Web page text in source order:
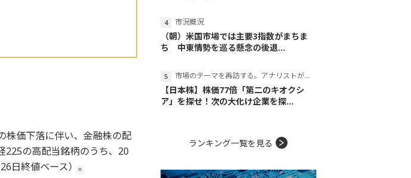
株価下落に伴い、金融株の配
225の高配当銘柄のうち、20
日終値ベース）。
市況概況
（朝）米国市場では主要3指数がまちま
ち 中東情勢を巡る懸念の後退...
市場のテーマを再訪する。アナリストが読み解くテーマの本質
【日本株】株価77倍「第二のキオクシ
ア」を探せ！次の大化け企業を探...
ランキング一覧を見る